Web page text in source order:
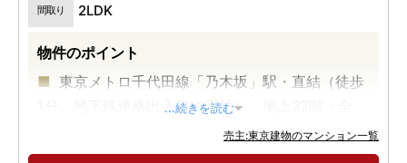
間取り 2LDK
物件のポイント
東京メトロ千代田線「乃木坂」駅・直結（徒歩
1分、地下鉄連絡出入口に直結）、地上27階・全
...続きを読む
売主:東京建物のマンション一覧